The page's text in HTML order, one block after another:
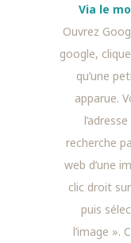
Via le
Ouvrez
google,
qu’une
apparue.
recherche
web d’une
clic droit
puis
l’image ».